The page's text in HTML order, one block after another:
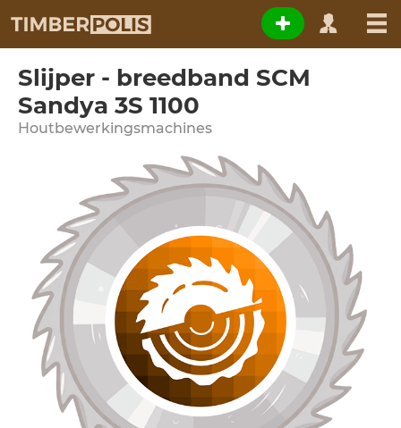
Slijper - breedband SCM
Sandya 3S 1100
Houtbewerkingsmachines